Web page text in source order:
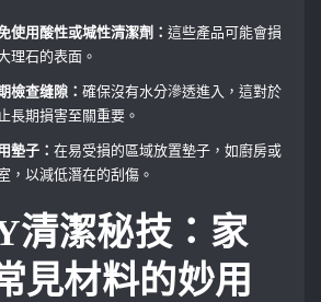
使用酸性或堿性清潔劑：這些產品可能會損
理石的表面。
檢查缝隙：確保沒有水分滲透進入，這對於
長期損害至關重要。
墊子：在易受損的區域放置墊子，如廚房或
，以減低潛在的刮傷。
清潔秘技：家
見材料的妙用